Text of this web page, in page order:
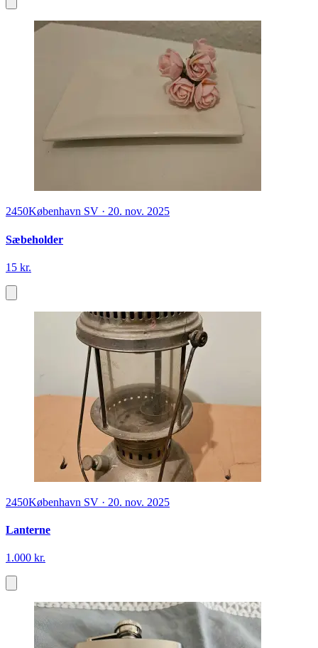
2450København SV · 20. nov. 2025
Sæbeholder
15 kr.
2450København SV · 20. nov. 2025
Lanterne
1.000 kr.